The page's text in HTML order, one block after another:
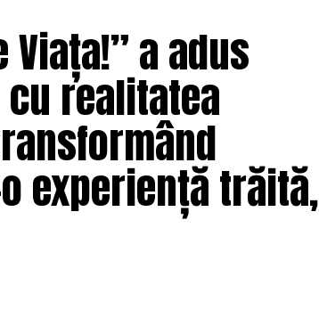
Viața!” a adus
realitatea
experiență trăită,